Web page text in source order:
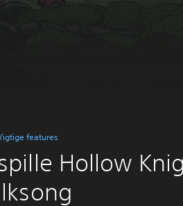
features
Hollow